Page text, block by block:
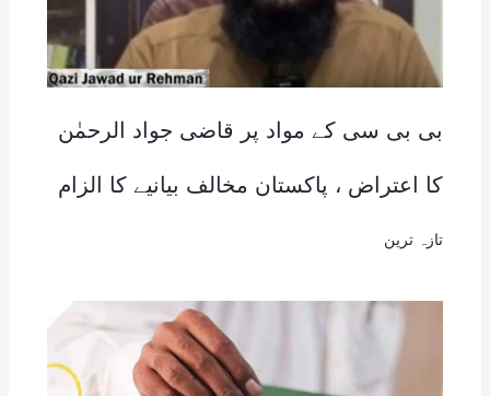
بی بی سی کے مواد پر قاضی جواد الرحمٰن
کا اعتراض ، پاکستان مخالف بیانیے کا الزام
تازہ ترین